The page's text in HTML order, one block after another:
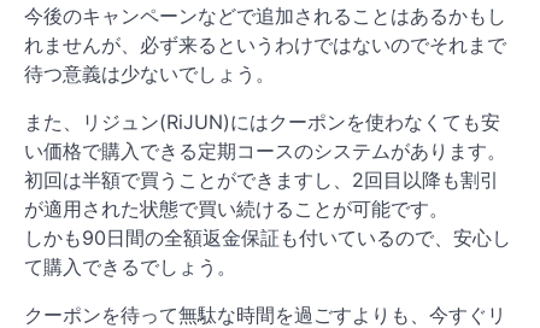
今後のキャンペーンなどで追加されることはあるかもし
れませんが、必ず来るというわけではないのでそれまで
待つ意義は少ないでしょう。
また、リジュン(RiJUN)にはクーポンを使わなくても安
い価格で購入できる定期コースのシステムがあります。
初回は半額で買うことができますし、2回目以降も割引
が適用された状態で買い続けることが可能です。
しかも90日間の全額返金保証も付いているので、安心し
て購入できるでしょう。
クーポンを待って無駄な時間を過ごすよりも、今すぐリ